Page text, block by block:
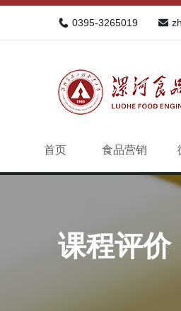
0395-3265019
首页 食品营销
课程评价